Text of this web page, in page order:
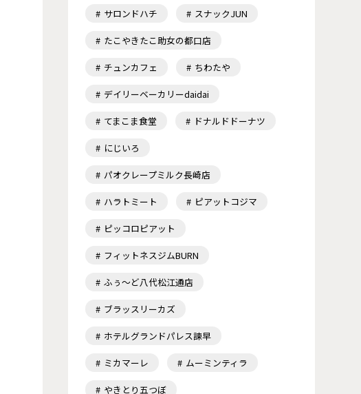
サロンドハチ スナックJUN
たこやきたこ助女の都口店
チュンカフェ ちわたや
デイリーベーカリーdaidai
てまこま食堂 ドナルドドーナツ
にじいろ
パオクレープミルク長崎店
ハラトミート ピアットコジマ
ピッコロピアット
フィットネスジムBURN
ふぅ～ど八代松江通店
ブラッスリーカズ
ホテルグランドパレス諫早
ミカマーレ ムーミンティラ
やきとり五つぼ